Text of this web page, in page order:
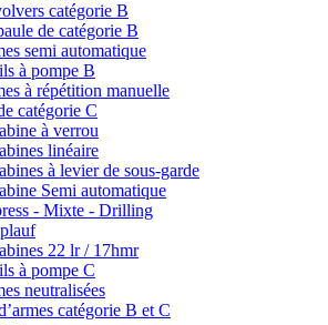
catégorie B
de catégorie B
semi automatique
à pompe B
à répétition manuelle
catégorie C
à verrou
linéaire
à levier de sous-garde
Semi automatique
- Mixte - Drilling
22 lr / 17hmr
à pompe C
neutralisées
catégorie B et C